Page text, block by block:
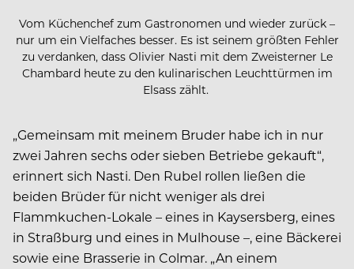
Vom Küchenchef zum Gastronomen und wieder zurück –
nur um ein Vielfaches besser. Es ist seinem größten Fehler
zu verdanken, dass Olivier Nasti mit dem Zweisterner Le
Chambard heute zu den kulinarischen Leuchttürmen im
Elsass zählt.
„Gemeinsam mit meinem Bruder habe ich in nur
zwei Jahren sechs oder sieben Betriebe gekauft“,
erinnert sich Nasti. Den Rubel rollen ließen die
beiden Brüder für nicht weniger als drei
Flammkuchen-Lokale – eines in Kaysersberg, eines
in Straßburg und eines in Mulhouse –, eine Bäckerei
sowie eine Brasserie in Colmar. „An einem